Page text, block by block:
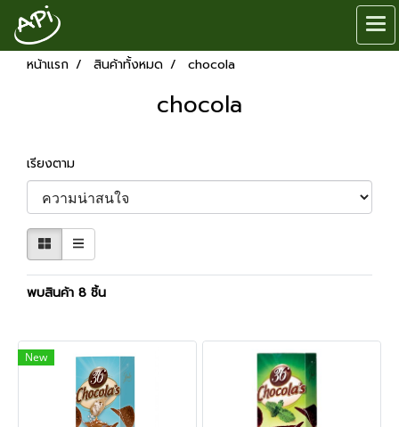
หน้าแรก สินค้าทั้งหมด chocola
chocola
เรียงตาม
พบสินค้า 8 ชิ้น
New